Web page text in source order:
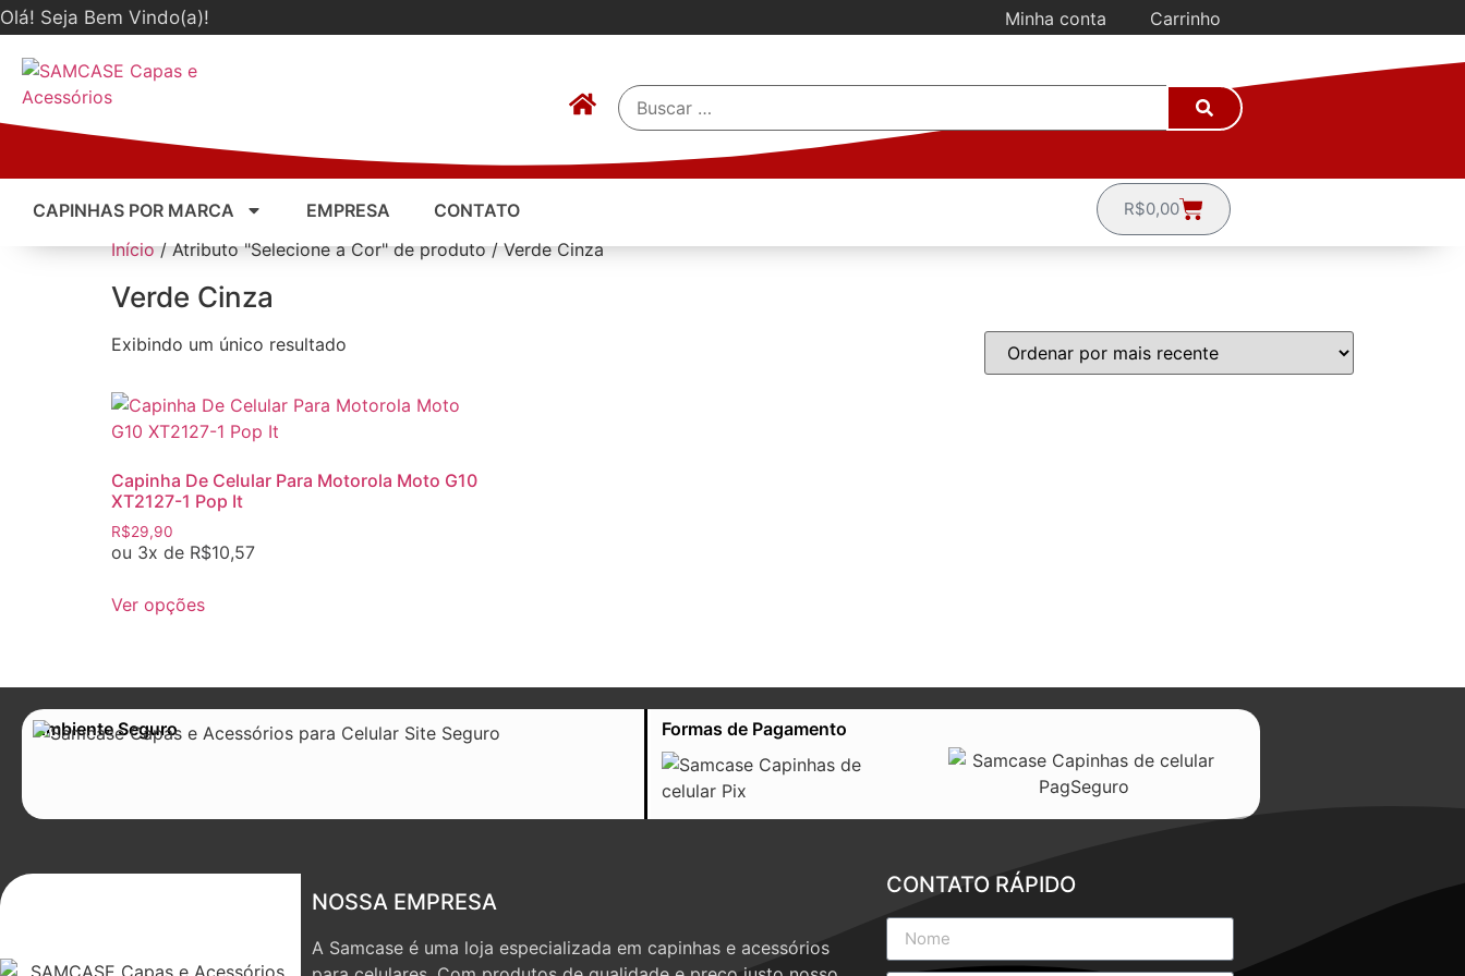
Olá! Seja Bem Vindo(a)! Minha conta Carrinho
CAPINHAS POR MARCA EMPRESA CONTATO R$0,00
Início/ Atributo "Selecione a Cor" de produto / Verde Cinza
Verde Cinza
Exibindo um único resultado
Capinha De Celular Para Motorola Moto G10
XT2127-1 Pop It
R$29,90
ou 3x de R$10,57
Ver opções
Ambiente Seguro Formas de Pagamento
NOSSA EMPRESA
A Samcase é uma loja especializada em capinhas e acessórios
CONTATO RÁPIDO